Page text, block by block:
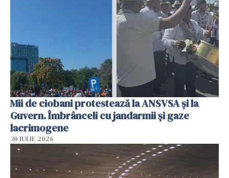
Mii de ciobani protestează la ANSVSA și la
Guvern. Îmbrânceli cu jandarmii și gaze
lacrimogene
30 IULIE 2026